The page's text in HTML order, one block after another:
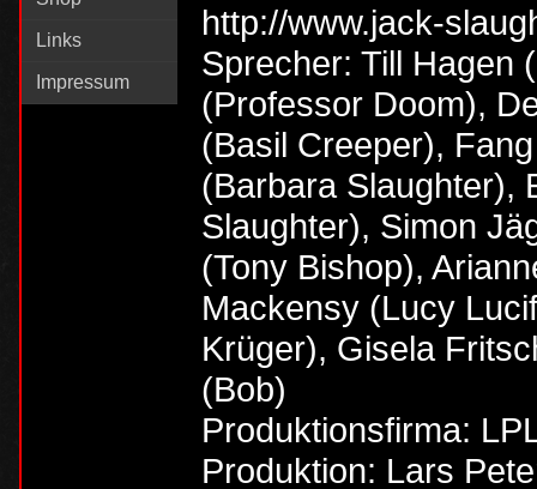
Links
Impressum
http://www.jack-
Sprecher: Till Hagen
(Professor Doom),
(Basil Creeper),
(Barbara Slaughter),
Slaughter), Simon
(Tony Bishop),
Mackensy (Lucy
Krüger), Gisela
(Bob)
Produktionsfirma:
Produktion: Lars